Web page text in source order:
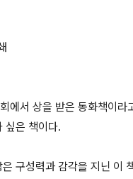
에서 상을 받은 동화책이라
싶은 책이다.
구성력과 감각을 지닌 이